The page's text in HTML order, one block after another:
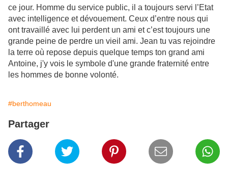
ce jour. Homme du service public, il a toujours servi l’Etat
avec intelligence et dévouement. Ceux d’entre nous qui
ont travaillé avec lui perdent un ami et c’est toujours une
grande peine de perdre un vieil ami. Jean tu vas rejoindre
la terre où repose depuis quelque temps ton grand ami
Antoine, j'y vois le symbole d'une grande fraternité entre
les hommes de bonne volonté.
#berthomeau
Partager